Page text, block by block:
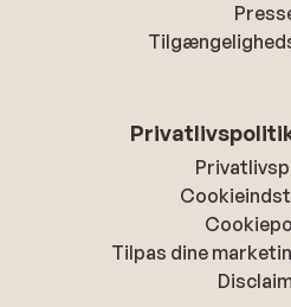
Tilpas dine